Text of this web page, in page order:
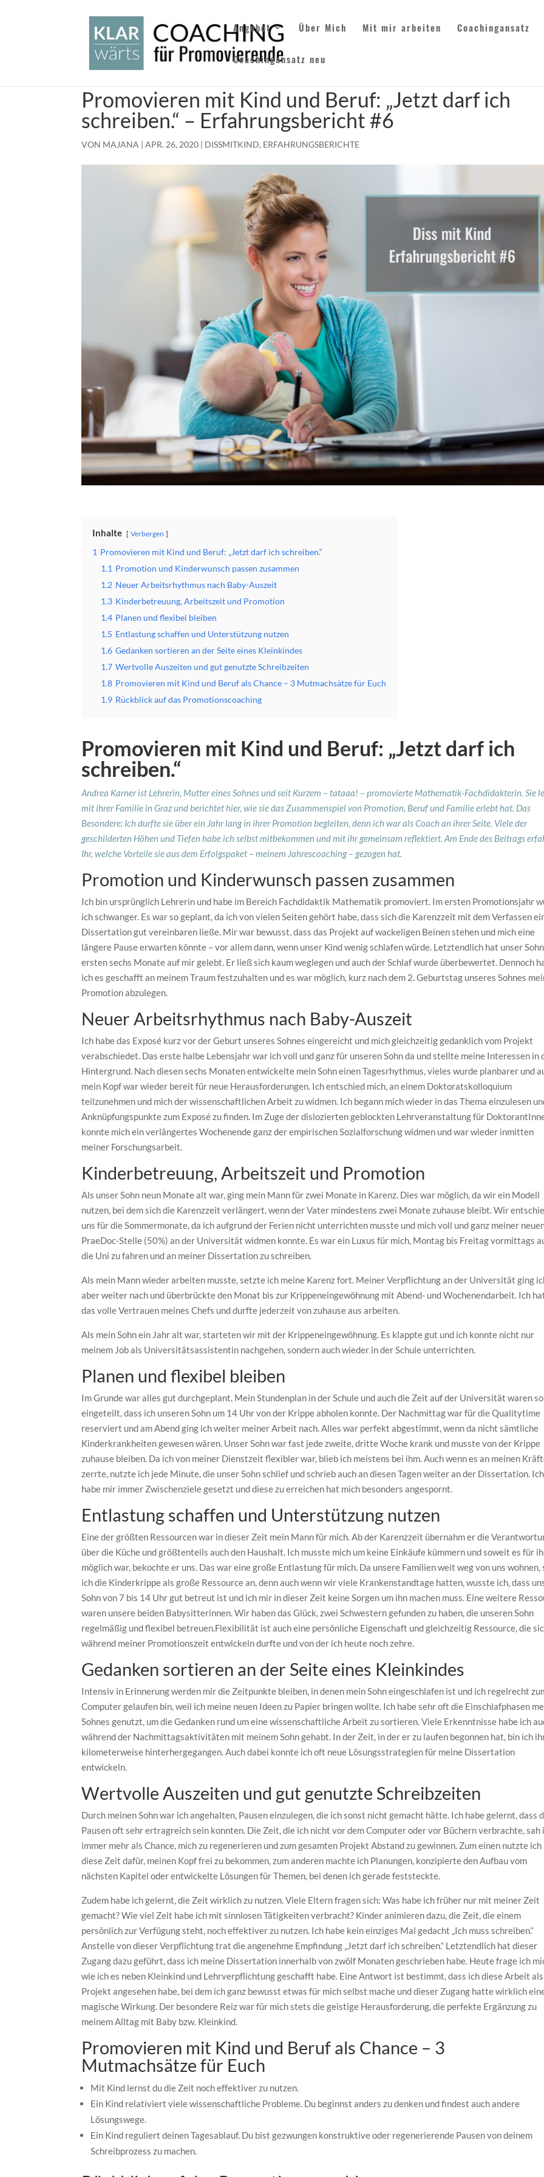
Angebot Über Mich Mit mir arbeiten Coachingansatz
Coachingansatz neu
Promovieren mit Kind und Beruf: „Jetzt darf ich
schreiben.“ – Erfahrungsbericht #6
VON MAJANA |APR. 26, 2020 | DISSMITKIND, ERFAHRUNGSBERICHTE
Inhalte Verbergen
1 Promovieren mit Kind und Beruf: „Jetzt darf ich schreiben.“
1.1 Promotion und Kinderwunsch passen zusammen
1.2 Neuer Arbeitsrhythmus nach Baby-Auszeit
1.3 Kinderbetreuung, Arbeitszeit und Promotion
1.4 Planen und flexibel bleiben
1.5 Entlastung schaffen und Unterstützung nutzen
1.6 Gedanken sortieren an der Seite eines Kleinkindes
1.7 Wertvolle Auszeiten und gut genutzte Schreibzeiten
1.8 Promovieren mit Kind und Beruf als Chance – 3 Mutmachsätze für Euch
1.9 Rückblick auf das Promotionscoaching
Promovieren mit Kind und Beruf: „Jetzt darf ich
schreiben.“
Andrea Karner ist Lehrerin, Mutter eines Sohnes und seit Kurzem – tataaa! – promovierte Mathematik-Fachdidakterin. Sie
mit ihrer Familie in Graz und berichtet hier, wie sie das Zusammenspiel von Promotion, Beruf und Familie erlebt hat. Das
Besondere: Ich durfte sie über ein Jahr lang in ihrer Promotion begleiten, denn ich war als Coach an ihrer Seite. Viele der
geschilderten Höhen und Tiefen habe ich selbst mitbekommen und mit ihr gemeinsam reflektiert. Am Ende des Beitrags
Ihr, welche Vorteile sie aus dem Erfolgspaket – meinem Jahrescoaching – gezogen hat.
Promotion und Kinderwunsch passen zusammen
Ich bin ursprünglich Lehrerin und habe im Bereich Fachdidaktik Mathematik promoviert. Im ersten Promotionsjahr
ich schwanger. Es war so geplant, da ich von vielen Seiten gehört habe, dass sich die Karenzzeit mit dem Verfassen
Dissertation gut vereinbaren ließe. Mir war bewusst, dass das Projekt auf wackeligen Beinen stehen und mich eine
längere Pause erwarten könnte – vor allem dann, wenn unser Kind wenig schlafen würde. Letztendlich hat unser
ersten sechs Monate auf mir gelebt. Er ließ sich kaum weglegen und auch der Schlaf wurde überbewertet. Dennoch
ich es geschafft an meinem Traum festzuhalten und es war möglich, kurz nach dem 2. Geburtstag unseres Sohnes
Promotion abzulegen.
Neuer Arbeitsrhythmus nach Baby-Auszeit
Ich habe das Exposé kurz vor der Geburt unseres Sohnes eingereicht und mich gleichzeitig gedanklich vom Projekt
verabschiedet. Das erste halbe Lebensjahr war ich voll und ganz für unseren Sohn da und stellte meine Interessen in
Hintergrund. Nach diesen sechs Monaten entwickelte mein Sohn einen Tagesrhythmus, vieles wurde planbarer und
mein Kopf war wieder bereit für neue Herausforderungen. Ich entschied mich, an einem Doktoratskolloquium
teilzunehmen und mich der wissenschaftlichen Arbeit zu widmen. Ich begann mich wieder in das Thema einzulesen
Anknüpfungspunkte zum Exposé zu finden. Im Zuge der dislozierten geblockten Lehrveranstaltung für
konnte mich ein verlängertes Wochenende ganz der empirischen Sozialforschung widmen und war wieder inmitten
meiner Forschungsarbeit.
Kinderbetreuung, Arbeitszeit und Promotion
Als unser Sohn neun Monate alt war, ging mein Mann für zwei Monate in Karenz. Dies war möglich, da wir ein Modell
nutzen, bei dem sich die Karenzzeit verlängert, wenn der Vater mindestens zwei Monate zuhause bleibt. Wir
uns für die Sommermonate, da ich aufgrund der Ferien nicht unterrichten musste und mich voll und ganz meiner
PraeDoc-Stelle (50%) an der Universität widmen konnte. Es war ein Luxus für mich, Montag bis Freitag vormittags
die Uni zu fahren und an meiner Dissertation zu schreiben.
Als mein Mann wieder arbeiten musste, setzte ich meine Karenz fort. Meiner Verpflichtung an der Universität ging
aber weiter nach und überbrückte den Monat bis zur Krippeneingewöhnung mit Abend- und Wochenendarbeit. Ich
das volle Vertrauen meines Chefs und durfte jederzeit von zuhause aus arbeiten.
Als mein Sohn ein Jahr alt war, starteten wir mit der Krippeneingewöhnung. Es klappte gut und ich konnte nicht nur
meinem Job als Universitätsassistentin nachgehen, sondern auch wieder in der Schule unterrichten.
Planen und flexibel bleiben
Im Grunde war alles gut durchgeplant. Mein Stundenplan in der Schule und auch die Zeit auf der Universität waren so
eingeteilt, dass ich unseren Sohn um 14 Uhr von der Krippe abholen konnte. Der Nachmittag war für die Qualitytime
reserviert und am Abend ging ich weiter meiner Arbeit nach. Alles war perfekt abgestimmt, wenn da nicht sämtliche
Kinderkrankheiten gewesen wären. Unser Sohn war fast jede zweite, dritte Woche krank und musste von der Krippe
zuhause bleiben. Da ich von meiner Dienstzeit flexibler war, blieb ich meistens bei ihm. Auch wenn es an meinen
zerrte, nutzte ich jede Minute, die unser Sohn schlief und schrieb auch an diesen Tagen weiter an der Dissertation. Ich
habe mir immer Zwischenziele gesetzt und diese zu erreichen hat mich besonders angespornt.
Entlastung schaffen und Unterstützung nutzen
Eine der größten Ressourcen war in dieser Zeit mein Mann für mich. Ab der Karenzzeit übernahm er die
über die Küche und größtenteils auch den Haushalt. Ich musste mich um keine Einkäufe kümmern und soweit es für
möglich war, bekochte er uns. Das war eine große Entlastung für mich. Da unsere Familien weit weg von uns wohnen,
ich die Kinderkrippe als große Ressource an, denn auch wenn wir viele Krankenstandtage hatten, wusste ich, dass
Sohn von 7 bis 14 Uhr gut betreut ist und ich mir in dieser Zeit keine Sorgen um ihn machen muss. Eine weitere
waren unsere beiden Babysitterinnen. Wir haben das Glück, zwei Schwestern gefunden zu haben, die unseren Sohn
regelmäßig und flexibel betreuen.Flexibilität ist auch eine persönliche Eigenschaft und gleichzeitig Ressource, die
während meiner Promotionszeit entwickeln durfte und von der ich heute noch zehre.
Gedanken sortieren an der Seite eines Kleinkindes
Intensiv in Erinnerung werden mir die Zeitpunkte bleiben, in denen mein Sohn eingeschlafen ist und ich regelrecht
Computer gelaufen bin, weil ich meine neuen Ideen zu Papier bringen wollte. Ich habe sehr oft die Einschlafphasen
Sohnes genutzt, um die Gedanken rund um eine wissenschaftliche Arbeit zu sortieren. Viele Erkenntnisse habe ich
während der Nachmittagsaktivitäten mit meinem Sohn gehabt. In der Zeit, in der er zu laufen begonnen hat, bin ich
kilometerweise hinterhergegangen. Auch dabei konnte ich oft neue Lösungsstrategien für meine Dissertation
entwickeln.
Wertvolle Auszeiten und gut genutzte Schreibzeiten
Durch meinen Sohn war ich angehalten, Pausen einzulegen, die ich sonst nicht gemacht hätte. Ich habe gelernt, dass
Pausen oft sehr ertragreich sein konnten. Die Zeit, die ich nicht vor dem Computer oder vor Büchern verbrachte, sah
immer mehr als Chance, mich zu regenerieren und zum gesamten Projekt Abstand zu gewinnen. Zum einen nutzte ich
diese Zeit dafür, meinen Kopf frei zu bekommen, zum anderen machte ich Planungen, konzipierte den Aufbau vom
nächsten Kapitel oder entwickelte Lösungen für Themen, bei denen ich gerade feststeckte.
Zudem habe ich gelernt, die Zeit wirklich zu nutzen. Viele Eltern fragen sich: Was habe ich früher nur mit meiner Zeit
gemacht? Wie viel Zeit habe ich mit sinnlosen Tätigkeiten verbracht? Kinder animieren dazu, die Zeit, die einem
persönlich zur Verfügung steht, noch effektiver zu nutzen. Ich habe kein einziges Mal gedacht „Ich muss schreiben.“
Anstelle von dieser Verpflichtung trat die angenehme Empfindung „Jetzt darf ich schreiben.“ Letztendlich hat dieser
Zugang dazu geführt, dass ich meine Dissertation innerhalb von zwölf Monaten geschrieben habe. Heute frage ich
wie ich es neben Kleinkind und Lehrverpflichtung geschafft habe. Eine Antwort ist bestimmt, dass ich diese Arbeit als
Projekt angesehen habe, bei dem ich ganz bewusst etwas für mich selbst mache und dieser Zugang hatte wirklich
magische Wirkung. Der besondere Reiz war für mich stets die geistige Herausforderung, die perfekte Ergänzung zu
meinem Alltag mit Baby bzw. Kleinkind.
Promovieren mit Kind und Beruf als Chance – 3
Mutmachsätze für Euch
Mit Kind lernst du die Zeit noch effektiver zu nutzen.
Ein Kind relativiert viele wissenschaftliche Probleme. Du beginnst anders zu denken und findest auch andere
Lösungswege.
Ein Kind reguliert deinen Tagesablauf. Du bist gezwungen konstruktive oder regenerierende Pausen von deinem
Schreibprozess zu machen.